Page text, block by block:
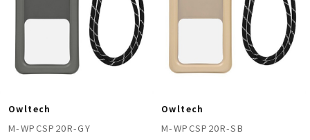
Owltech
M-WPCSP20R-GY
Owltech
M-WPCSP20R-SB